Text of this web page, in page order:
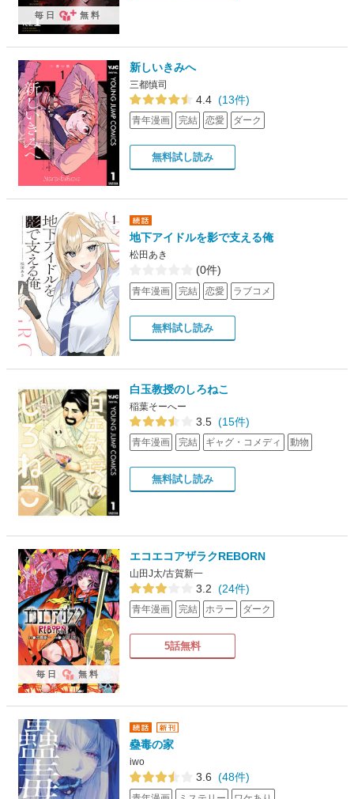
毎日 無料
新しいきみへ
三都慎司
4.4 (13件)
青年漫画 完結 恋愛 ダーク
無料試し読み
地下アイドルを影で支える俺
松田あき
(0件)
青年漫画 完結 恋愛 ラブコメ
無料試し読み
白玉教授のしろねこ
稲葉そーへー
3.5 (15件)
青年漫画 完結 ギャグ・コメディ 動物
無料試し読み
エコエコアザラクREBORN
山田J太/古賀新一
3.2 (24件)
青年漫画 完結 ホラー ダーク
5話無料
毎日 無料
蠱毒の家
iwo
3.6 (48件)